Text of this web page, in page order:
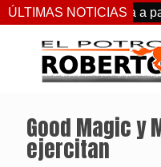
ÚLTIMAS NOTICIAS
de fecha a partir de
Good Magic y
ejercitan